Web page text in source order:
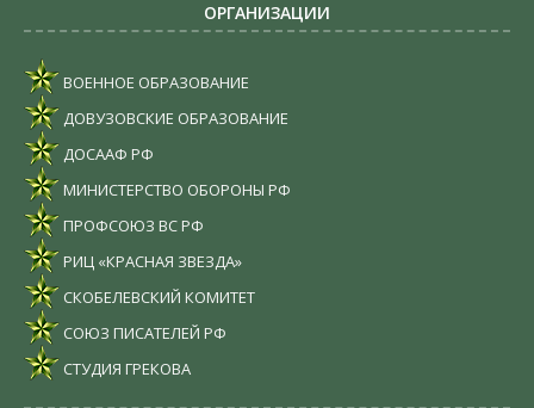
ОРГАНИЗАЦИИ
ВОЕННОЕ ОБРАЗОВАНИЕ
ДОВУЗОВСКИЕ ОБРАЗОВАНИЕ
ДОСААФ РФ
МИНИСТЕРСТВО ОБОРОНЫ РФ
ПРОФСОЮЗ ВС РФ
РИЦ «КРАСНАЯ ЗВЕЗДА»
СКОБЕЛЕВСКИЙ КОМИТЕТ
СОЮЗ ПИСАТЕЛЕЙ РФ
СТУДИЯ ГРЕКОВА